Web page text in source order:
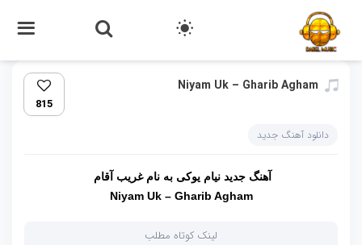
Niyam Uk – Gharib Agham
815
دانلود آهنگ جدید
آهنگ جدید نیام یوکی به نامغریب آقام
Niyam Uk – Gharib Agham
لینک کوتاه مطلب